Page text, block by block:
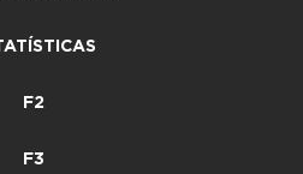
F2
F3